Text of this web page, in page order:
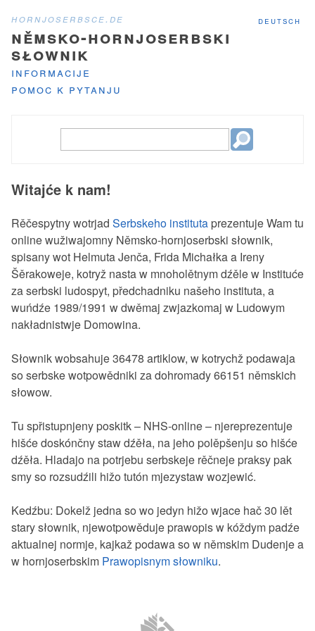
hornjoserbsce.de deutsch
němsko-hornjoserbski
słownik
informacije
pomoc k pytanju
Witajće k nam!
Rěčespytny wotrjad Serbskeho instituta prezentuje Wam tu
online wužiwajomny Němsko-hornjoserbski słownik,
spisany wot Helmuta Jenča, Frida Michałka a Ireny
Šěrakoweje, kotryž nasta w mnoholětnym dźěle w Instituće
za serbski ludospyt, předchadniku našeho instituta, a
wuńdźe 1989/1991 w dwěmaj zwjazkomaj w Ludowym
nakładnistwje Domowina.
Słownik wobsahuje 36478 artiklow, w kotrychž podawaja
so serbske wotpowědniki za dohromady 66151 němskich
słowow.
Tu spřistupnjeny poskitk – NHS-online – njereprezentuje
hišće doskónčny staw dźěła, na jeho polěpšenju so hišće
dźěła. Hladajo na potrjebu serbskeje rěčneje praksy pak
smy so rozsudźili hižo tutón mjezystaw wozjewić.
Kedźbu: Dokelž jedna so wo jedyn hižo wjace hač 30 lět
stary słownik, njewotpowěduje prawopis w kóždym padźe
aktualnej normje, kajkaž podawa so w němskim Dudenje a
w hornjoserbskim Prawopisnym słowniku.